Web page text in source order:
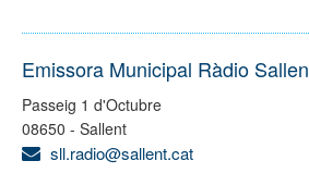
Emissora Municipal Ràdio
Passeig 1 d'Octubre
08650 - Sallent
sll.radio@sallent.cat